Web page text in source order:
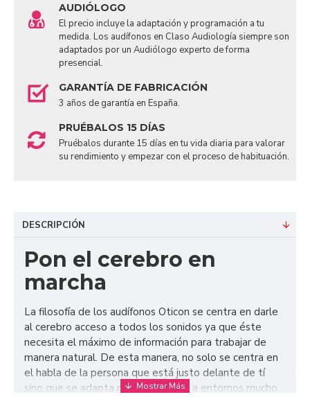
AUDIÓLOGO
El precio incluye la adaptación y programación a tu
medida. Los audífonos en Claso Audiología siempre son
adaptados por un Audiólogo experto de forma
presencial.
GARANTÍA DE FABRICACIÓN
3 años de garantía en España.
PRUÉBALOS 15 DÍAS
Pruébalos durante 15 días en tu vida diaria para valorar
su rendimiento y empezar con el proceso de habituación.
DESCRIPCIÓN
Pon el cerebro en
marcha
La filosofía de los audífonos Oticon se centra en darle
al cerebro acceso a todos los sonidos ya que éste
necesita el máximo de información para trabajar de
manera natural. De esta manera, no solo se centra en
el habla de la persona que está justo delante de tí
sino que se adapta perfectamente a entornos mucho